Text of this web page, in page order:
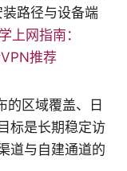
路径与设备端
上网指南：
推荐
的区域覆盖、日
标是长期稳定访
道与自建通道的